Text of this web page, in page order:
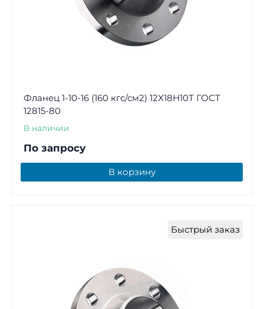
Фланец 1-10-16 (160 кгс/см2) 12Х18Н10Т ГОСТ
12815-80
В наличии
По запросу
В корзину
Быстрый заказ